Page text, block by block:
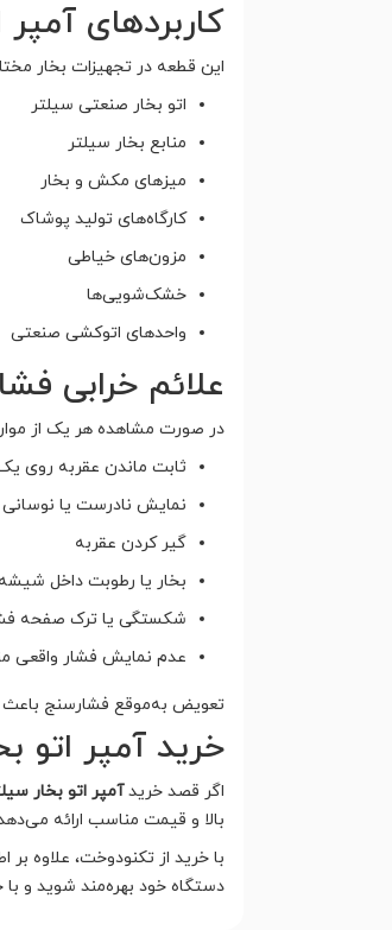
کاربردهای
این قطعه در تجهیزات بخار
اتو بخار صنعتی سیلتر
منابع بخار سیلتر
میزهای مکش و بخار
کارگاه‌های تولید پوشاک
مزون‌های خیاطی
خشک‌شویی‌ها
واحدهای اتوکشی صنعتی
علائم خرابی
در صورت مشاهده هر یک از
ثابت ماندن عقربه روی
نمایش نادرست یا نوسانی
گیر کردن عقربه
بخار یا رطوبت داخل
شکستگی یا ترک صفحه
عدم نمایش فشار واقعی
تعویض به‌موقع فشارسنج باعث
خرید آمپر اتو
اگر قصد خریدآمپر اتو بخار
بالا و قیمت مناسب ارائه
با خرید از تکنودوخت، علاوه
دستگاه خود بهره‌مند شوید و با